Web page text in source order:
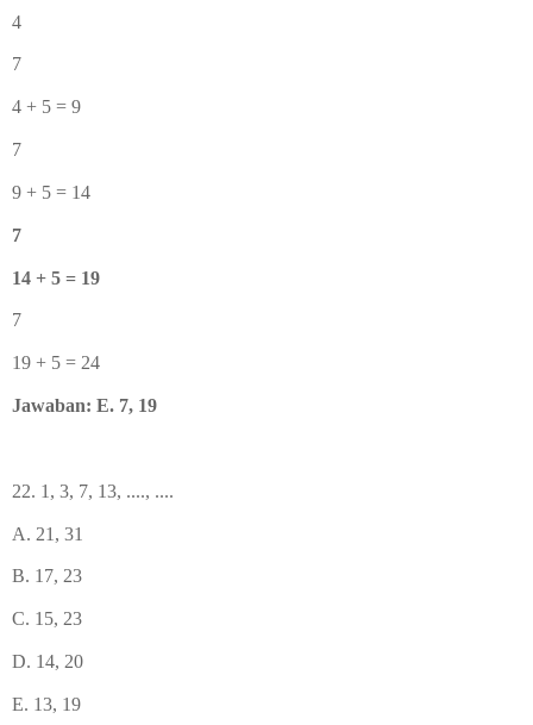
4
7
4 + 5 = 9
7
9 + 5 = 14
7
14 + 5 = 19
7
19 + 5 = 24
Jawaban: E. 7, 19
22. 1, 3, 7, 13, ...., ....
A. 21, 31
B. 17, 23
C. 15, 23
D. 14, 20
E. 13, 19